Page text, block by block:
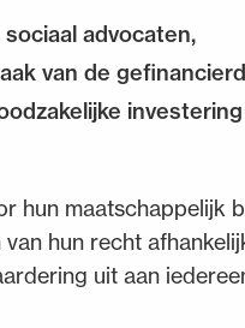
advocaten,
van de
hun maatschappelijk
hun recht
uit aan